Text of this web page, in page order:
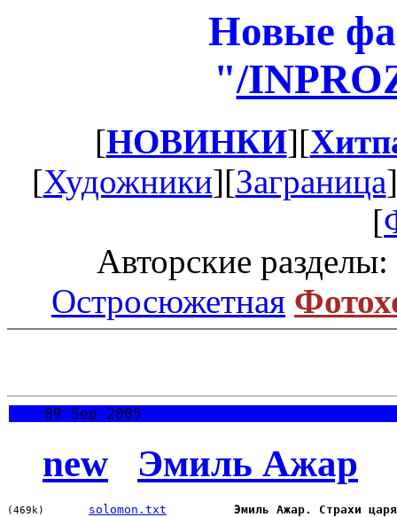
Новые
"/
[НОВИНКИ][
[Художники][Заграница
[
Авторские разделы:
Остросюжетная
09 Sep 2005
new Эмиль Ажар
(469k) solomon.txt Эмиль Ажар. Страхи